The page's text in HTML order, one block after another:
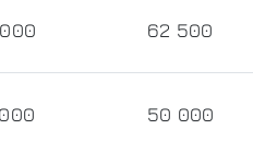
62 500
50 000